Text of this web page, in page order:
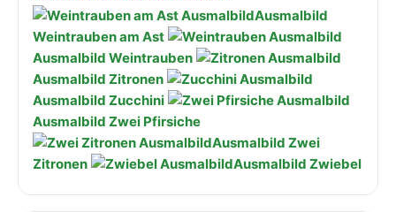
Ausmalbild
Weintrauben am Ast
Ausmalbild Weintrauben
Ausmalbild Zitronen
Ausmalbild Zucchini
Ausmalbild Zwei Pfirsiche
Ausmalbild Zwei
Zitronen
Ausmalbild Zwiebel